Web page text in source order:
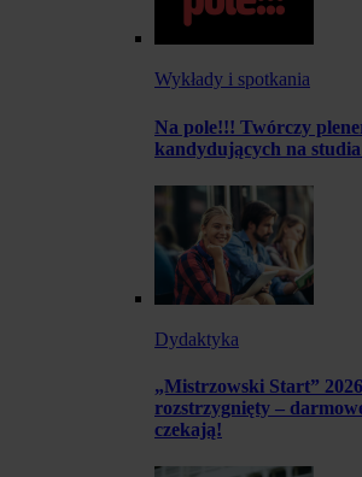
Wykłady i spotkania
Na pole!!! Twórczy
kandydujących na
Dydaktyka
„Mistrzowski Start”
rozstrzygnięty –
czekają!